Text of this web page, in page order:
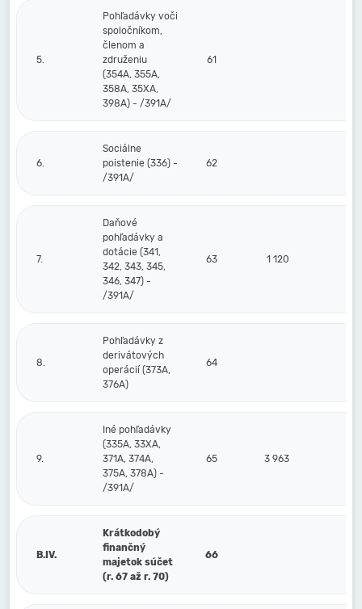
5.
Pohľadávky voči
spoločníkom,
členom a
združeniu
(354A, 355A,
358A, 35XA,
398A) - /391A/
61
6.
Sociálne
poistenie (336) -
/391A/
62
7.
Daňové
pohľadávky a
dotácie (341,
342, 343, 345,
346, 347) -
/391A/
63 1 120
8.
Pohľadávky z
derivátových
operácií (373A,
376A)
64
9.
Iné pohľadávky
(335A, 33XA,
371A, 374A,
375A, 378A) -
/391A/
65 3 963
B.IV.
Krátkodobý
finančný
majetok súčet
(r. 67 až r. 70)
66